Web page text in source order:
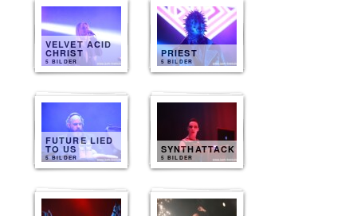
VELVET ACID
CHRIST
5 BILDER
PRIEST
5 BILDER
FUTURE LIED
TO US
5 BILDER
SYNTHATTACK
5 BILDER